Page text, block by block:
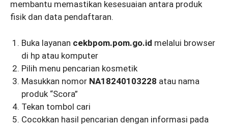
membantu memastikan kesesuaian antara produk
fisik dan data pendaftaran.
Buka layanan cekbpom.pom.go.id melalui browser
di hp atau komputer
Pilih menu pencarian kosmetik
Masukkan nomor NA18240103228 atau nama
produk “Scora”
Tekan tombol cari
Cocokkan hasil pencarian dengan informasi pada